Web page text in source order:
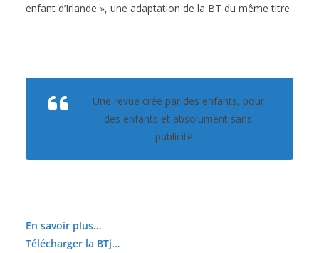
enfant d’Irlande », une adaptation de la BT du même titre.
Une revue crée par des enfants, pour
des enfants et absolument sans
publicité…
En savoir plus…
Télécharger la BTj…